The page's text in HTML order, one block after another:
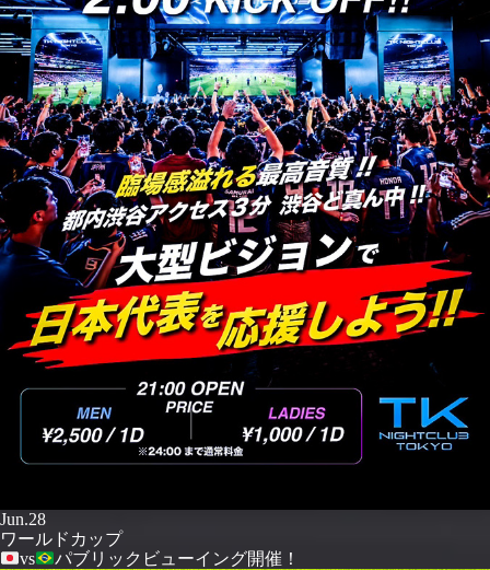
Jun.28
ワールドカップ
vs
パブリックビューイング開催！